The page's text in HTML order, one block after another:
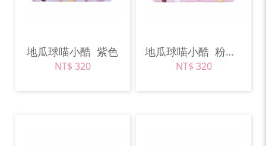
地瓜球喵小酷 紫色
NT$ 320
地瓜球喵小酷 粉紅色
NT$ 320